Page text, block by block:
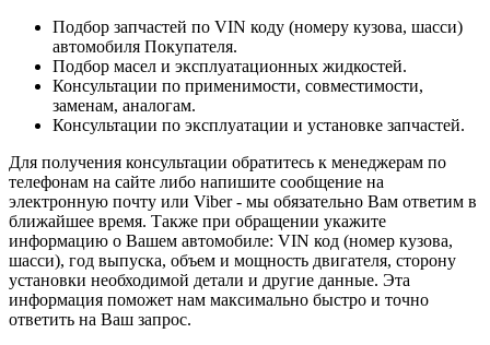
Подбор запчастей по VIN коду (номеру кузова, шасси)
автомобиля Покупателя.
Подбор масел и эксплуатационных жидкостей.
Консультации по применимости, совместимости,
заменам, аналогам.
Консультации по эксплуатации и установке запчастей.
Для получения консультации обратитесь к менеджерам по
телефонам на сайте либо напишите сообщение на
электронную почту или Viber - мы обязательно Вам ответим в
ближайшее время. Также при обращении укажите
информацию о Вашем автомобиле: VIN код (номер кузова,
шасси), год выпуска, объем и мощность двигателя, сторону
установки необходимой детали и другие данные. Эта
информация поможет нам максимально быстро и точно
ответить на Ваш запрос.